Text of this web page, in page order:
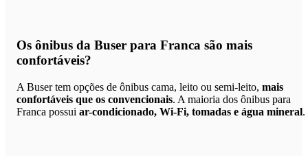
Os ônibus da Buser para Franca são mais
confortáveis?
A Buser tem opções de ônibus cama, leito ou semi-leito, mais
confortáveis que os convencionais. A maioria dos ônibus para
Franca possui ar-condicionado, Wi-Fi, tomadas e água mineral.